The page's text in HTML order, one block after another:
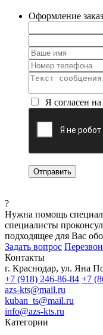
Оформление
Я согласен на
?
Нужна помощь
специалисты
подходящее для Вас
Задать вопрос
Контакты
г. Краснодар, ул. Яна
+7 (918) 246-86-84 +7
azs-kts@mail.ru
kuban_ts@mail.ru
info@azs-kts.ru
Категории